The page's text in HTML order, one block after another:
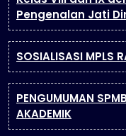
Pengenalan Jati
SOSIALISASI MPLS
PENGUMUMAN
AKADEMIK